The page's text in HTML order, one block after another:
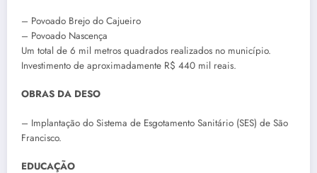
– Povoado Brejo do Cajueiro
– Povoado Nascença
Um total de 6 mil metros quadrados realizados no município.
Investimento de aproximadamente R$ 440 mil reais.
OBRAS DA DESO
– Implantação do Sistema de Esgotamento Sanitário (SES) de São
Francisco.
EDUCAÇÃO